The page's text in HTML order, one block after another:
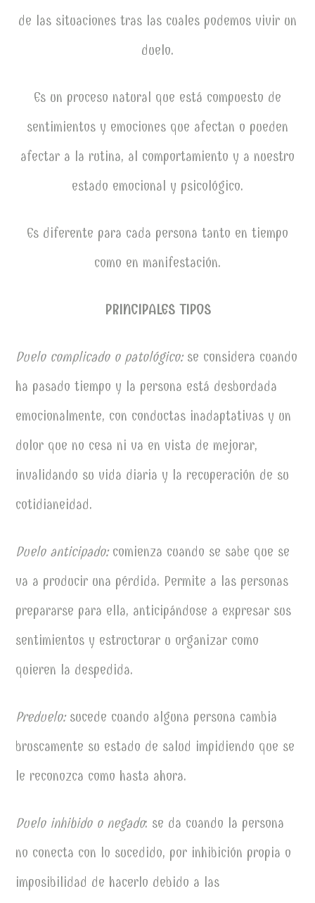
de las situaciones tras las cuales podemos vivir un
duelo.
Es un proceso natural que está compuesto de
sentimientos y emociones que afectan o pueden
afectar a la rutina, al comportamiento y a nuestro
estado emocional y psicológico.
Es diferente para cada persona tanto en tiempo
como en manifestación.
PRINCIPALES TIPOS
Duelo complicado o patológico:se considera cuando
ha pasado tiempo y la persona está desbordada
emocionalmente, con conductas inadaptativas y un
dolor que no cesa ni va en vista de mejorar,
invalidando su vida diaria y la recuperación de su
cotidianeidad.
Duelo anticipado: comienza cuando se sabe que se
va a producir una pérdida. Permite a las personas
prepararse para ella, anticipándose a expresar sus
sentimientos y estructurar u organizar como
quieren la despedida.
Preduelo:sucede cuando alguna persona cambia
bruscamente su estado de salud impidiendo que se
le reconozca como hasta ahora.
Duelo inhibido o negado: se da cuando la persona
no conecta con lo sucedido, por inhibición propia o
imposibilidad de hacerlo debido a las